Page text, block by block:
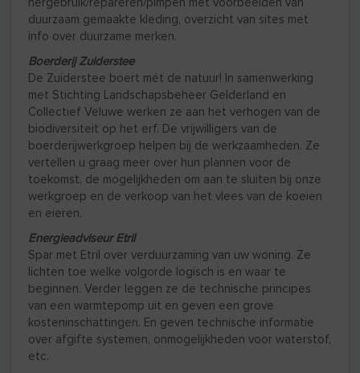
duurzaam gemaakte kleding, overzicht van sites met
info over duurzame merken.
Boerderij Zuiderstee
De Zuiderstee boert mét de natuur! In samenwerking
met Stichting Landschapsbeheer Gelderland en
Collectief Veluwe werken ze aan het verhogen van de
biodiversiteit op het erf. De vrijwilligers van de
boerderijwerkgroep helpen bij de werkzaamheden. Ze
vertellen u graag meer over hun plannen voor de
toekomst, de mogelijkheden om aan te sluiten bij onze
werkgroep en de verkoop van het vlees van de koeien
en eieren.
Energieadviseur Etril
Spar met Etril over verduurzaming van uw woning. Ze
lichten toe welke volgorde logisch is en waar te
beginnen. Verder leggen ze de technische principes
van een warmtepomp uit en geven een grove
kosteninschattingen. En geven technische informatie
over afgifte systemen, onmogelijkheden voor waterstof,
etc.